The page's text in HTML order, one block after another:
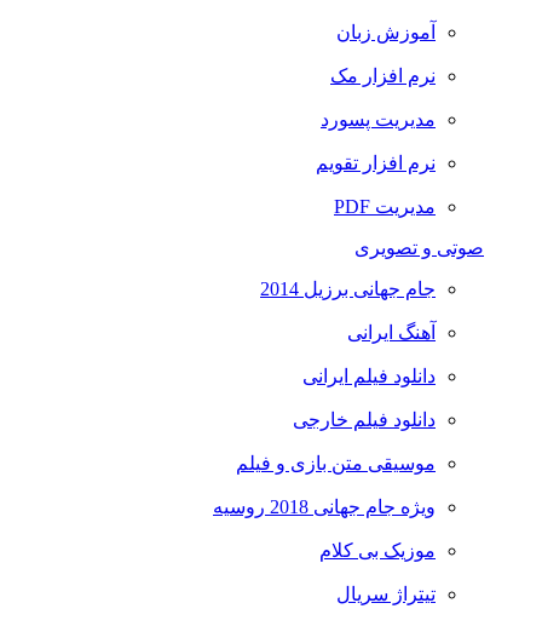
آموزش زبان
نرم افزار مک
مدیریت پسورد
نرم افزار تقویم
مدیریت PDF
صوتی و تصویری
جام جهانی برزیل 2014
آهنگ ایرانی
دانلود فیلم ایرانی
دانلود فیلم خارجی
موسیقی متن بازی و فیلم
ویژه جام جهانی 2018 روسیه
موزیک بی کلام
تیتراژ سریال